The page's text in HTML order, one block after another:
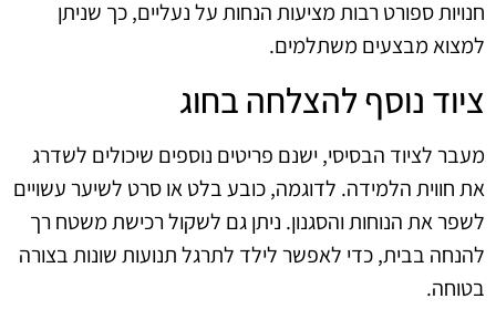
חנויות ספורט רבות מציעות הנחות על נעליים, כך שניתן
למצוא מבצעים משתלמים.
ציוד נוסף להצלחה בחוג
מעבר לציוד הבסיסי, ישנם פריטים נוספים שיכולים לשדרג
את חווית הלמידה. לדוגמה, כובע בלט או סרט לשיער עשויים
לשפר את הנוחות והסגנון. ניתן גם לשקול רכישת משטח רך
להנחה בבית, כדי לאפשר לילד לתרגל תנועות שונות בצורה
בטוחה.